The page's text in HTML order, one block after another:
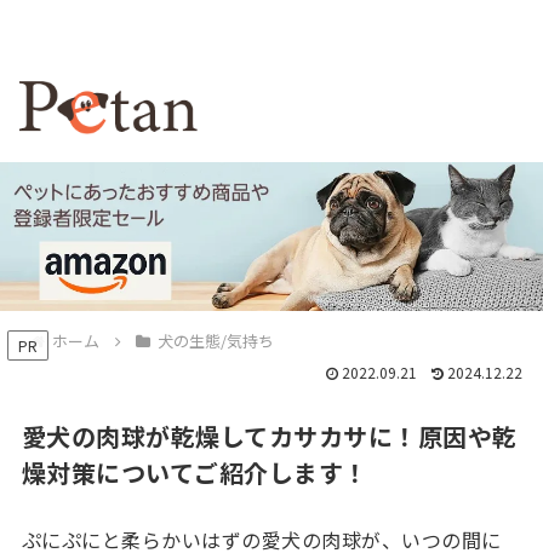
PR ホーム 犬の生態/気持ち
愛犬の肉球が乾燥してカサカサに！原因や乾
燥対策についてご紹介します！
2022.09.21 2024.12.22
ぷにぷにと柔らかいはずの愛犬の肉球が、いつの間に